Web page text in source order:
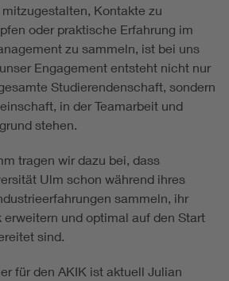
Kontakte zu
oder praktische Erfahrung im
zu sammeln, ist bei uns
Engagement entsteht nicht nur
Studierendenschaft, sondern
in der Teamarbeit und
stehen.
tragen wir dazu bei, dass
Ulm schon während ihres
sammeln, ihr
und optimal auf den Start
sind.
für den AKIK ist aktuell Julian